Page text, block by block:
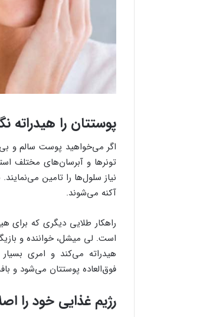
پوستتان را هیدراته
اگر می‌خواهید پوست سالم و
تونر‌ها و آبرسان‌های مختلف
آکنه‌ می‌شوند.
راهکار طلایی دیگری که برای
است. لی میشل، خواننده و
هیدراته می‌کند و امری
فوق‌العاده‌ پوستتان می‌شود و
رژیم غذایی خود را